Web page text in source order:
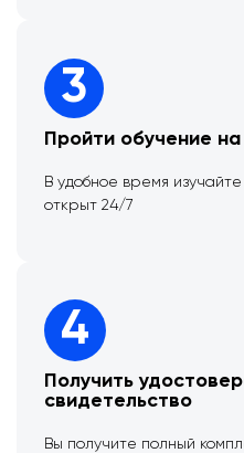
3
Пройти обучение
В удобное время
открыт 24/7
4
Получить
свидетельство
Вы получите полный